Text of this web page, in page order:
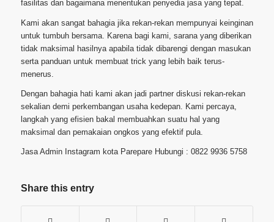
fasilitas dan bagaimana menentukan penyedia jasa yang tepat.
Kami akan sangat bahagia jika rekan-rekan mempunyai keinginan
untuk tumbuh bersama. Karena bagi kami, sarana yang diberikan
tidak maksimal hasilnya apabila tidak dibarengi dengan masukan
serta panduan untuk membuat trick yang lebih baik terus-
menerus.
Dengan bahagia hati kami akan jadi partner diskusi rekan-rekan
sekalian demi perkembangan usaha kedepan. Kami percaya,
langkah yang efisien bakal membuahkan suatu hal yang
maksimal dan pemakaian ongkos yang efektif pula.
Jasa Admin Instagram kota Parepare Hubungi : 0822 9936 5758
Share this entry